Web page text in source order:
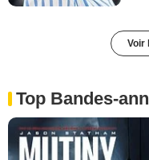
Voir
Top Bandes-